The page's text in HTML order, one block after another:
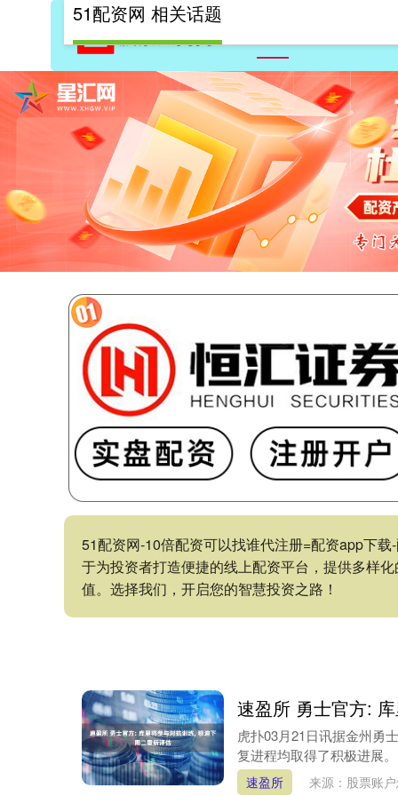
51配资网-10倍配资可以找谁代注册=配资app下
于为投资者打造便捷的线上配资平台，提供多样
值。选择我们，开启您的智慧投资之路！
51配资网 相关话题
速盈所 勇士官方:
虎扑03月21日讯据金州勇
复进程均取得了积极进展
速盈所 来源：股票账